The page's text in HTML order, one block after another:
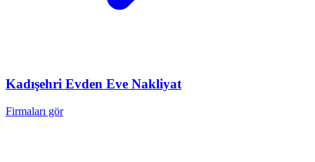
Kadışehri Evden Eve Nakliyat
Firmaları gör